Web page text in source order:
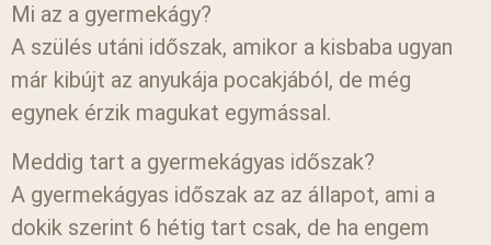
Mi az a gyermekágy?
A szülés utáni időszak, amikor a kisbaba ugyan
már kibújt az anyukája pocakjából, de még
egynek érzik magukat egymással.
Meddig tart a gyermekágyas időszak?
A gyermekágyas időszak az az állapot, ami a
dokik szerint 6 hétig tart csak, de ha engem